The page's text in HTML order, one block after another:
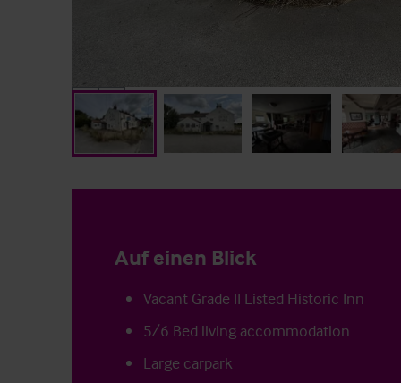
Auf einen Blick
Vacant Grade II Listed Historic Inn
5/6 Bed living accommodation
Large carpark